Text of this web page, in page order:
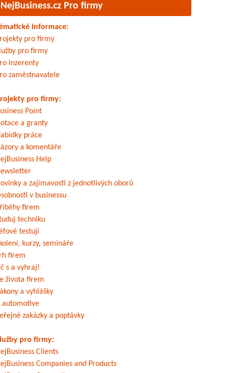
NejBusiness.cz Pro firmy
informace:
pro firmy
pro firmy
inzerenty
zaměstnavatele
pro firmy:
Point
a granty
práce
a komentáře
Help
a zajímavosti z jednotlivých oborů
v businessu
firem
techniku
testují
kurzy, semináře
firem
s a vyhraj!
života firem
a vyhlášky
automotive
zakázky a poptávky
pro firmy:
Clients
Companies and Products